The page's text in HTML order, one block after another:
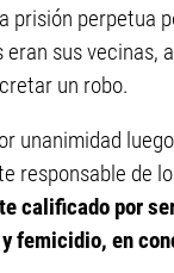
prisión perpetua
eran sus vecinas,
un robo.
unanimidad
responsable de
calificado por
femicidio, en